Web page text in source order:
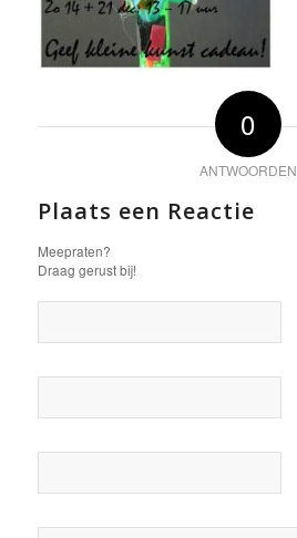
0
ANTWOORDEN
Plaats een Reactie
Meepraten?
Draag gerust bij!